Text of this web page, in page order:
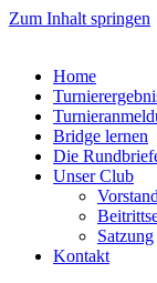
Zum Inhalt springen
Home
Bridge lernen
Die
Unser Club
Vorstand
Satzung
Kontakt